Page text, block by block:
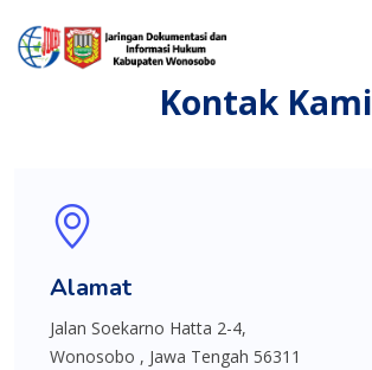
Kontak Kami
Alamat
Jalan Soekarno Hatta 2-4,
Wonosobo , Jawa Tengah 56311